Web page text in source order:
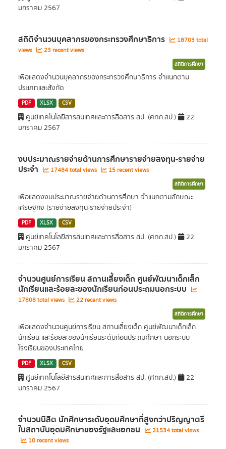
มกราคม 2567
สถิติจำนวนบุคลากรของกระทรวงศึกษาธิการ
18703 total
views
23 recent views
สถิติการศึกษา
เพื่อแสดงจำนวนบุคลากรของกระทรวงศึกษาธิการ จำแนกตาม
ประเภทและสังกัด
PDF XLSX CSV
ศูนย์เทคโนโลยีสารสนเทศและการสื่อสาร สป. (ศทก.สป.)
22
มกราคม 2567
งบประมาณรายจ่ายด้านการศึกษารายจ่ายลงทุน-รายจ่าย
ประจำ 17484 total views 15 recent views
สถิติการศึกษา
เพื่อแสดงงบประมาณรายจ่ายด้านการศึกษา จำแนกตามลักษณะ
เศรษฐกิจ (รายจ่ายลงทุน-รายจ่ายประจำ)
PDF XLSX CSV
ศูนย์เทคโนโลยีสารสนเทศและการสื่อสาร สป. (ศทก.สป.)
22
มกราคม 2567
จำนวนศูนย์การเรียน สถานเลี้ยงเด็ก ศูนย์พัฒนาเด็กเล็ก
นักเรียนและร้อยละของนักเรียนก่อนประถมนอกระบบ
17808 total views 22 recent views
สถิติการศึกษา
เพื่อแสดงจำนวนศูนย์การเรียน สถานเลี้ยงเด็ก ศูนย์พัฒนาเด็กเล็ก
นักเรียน และร้อยละของนักเรียนระดับก่อนประถมศึกษา นอกระบบ
โรงเรียนของประเทศไทย
PDF XLSX CSV
ศูนย์เทคโนโลยีสารสนเทศและการสื่อสาร สป. (ศทก.สป.)
22
มกราคม 2567
จำนวนนิสิต นักศึกษาระดับอุดมศึกษาที่สูงกว่าปริญญาตรี
ในสถาบันอุดมศึกษาของรัฐและเอกชน
21534 total views
10 recent views